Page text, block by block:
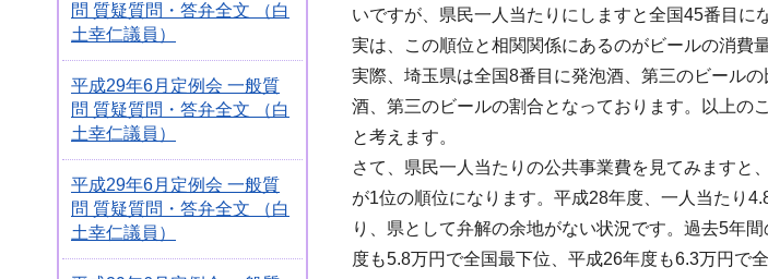
問 質疑質問・答弁全文 （白
土幸仁議員）
平成29年6月定例会 一般質
問 質疑質問・答弁全文 （白
土幸仁議員）
平成29年6月定例会 一般質
問 質疑質問・答弁全文 （白
土幸仁議員）
いですが、県民一人当たりにしますと全国45番目に
実は、この順位と相関関係にあるのがビールの消費
実際、埼玉県は全国8番目に発泡酒、第三のビール
酒、第三のビールの割合となっております。以上の
と考えます。
さて、県民一人当たりの公共事業費を見てみますと
が1位の順位になります。平成28年度、一人当たり
り、県として弁解の余地がない状況です。過去5年
度も5.8万円で全国最下位、平成26年度も6.3万円で